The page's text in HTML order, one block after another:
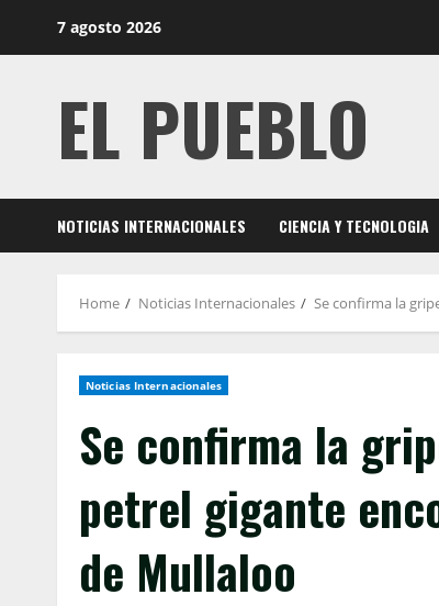
7 agosto 2026
EL PUEBLO
NOTICIAS INTERNACIONALES CIENCIA Y TECNOLOGIA
Home Noticias Internacionales Se confirma la
Noticias Internacionales
Se confirma la
petrel gigante
de Mullaloo